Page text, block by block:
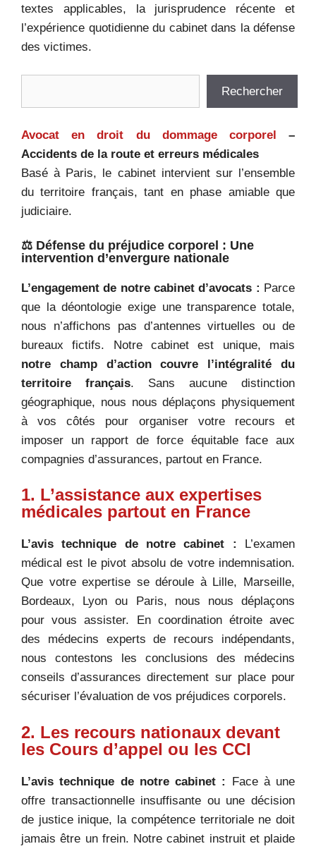
textes applicables, la jurisprudence récente et
l’expérience quotidienne du cabinet dans la défense
des victimes.
Rechercher
Avocat en droit du dommage corporel
–
Accidents de la route et erreurs médicales
Basé à Paris, le cabinet intervient sur l’ensemble
du territoire français, tant en phase amiable que
judiciaire.
⚖️ Défense du préjudice corporel : Une
intervention d’envergure nationale
L’engagement de notre cabinet d’avocats : Parce
que la déontologie exige une transparence totale,
nous n’affichons pas d’antennes virtuelles ou de
bureaux fictifs. Notre cabinet est unique, mais
notre champ d’action couvre l’intégralité du
territoire français. Sans aucune distinction
géographique, nous nous déplaçons physiquement
à vos côtés pour organiser votre recours et
imposer un rapport de force équitable face aux
compagnies d’assurances, partout en France.
1. L’assistance aux expertises
médicales partout en France
L’avis technique de notre cabinet : L’examen
médical est le pivot absolu de votre indemnisation.
Que votre expertise se déroule à Lille, Marseille,
Bordeaux, Lyon ou Paris, nous nous déplaçons
pour vous assister. En coordination étroite avec
des médecins experts de recours indépendants,
nous contestons les conclusions des médecins
conseils d’assurances directement sur place pour
sécuriser l’évaluation de vos préjudices corporels.
2. Les recours nationaux devant
les Cours d’appel ou les CCI
L’avis technique de notre cabinet :
Face à une
offre transactionnelle insuffisante ou une décision
de justice inique, la compétence territoriale ne doit
jamais être un frein. Notre cabinet instruit et plaide